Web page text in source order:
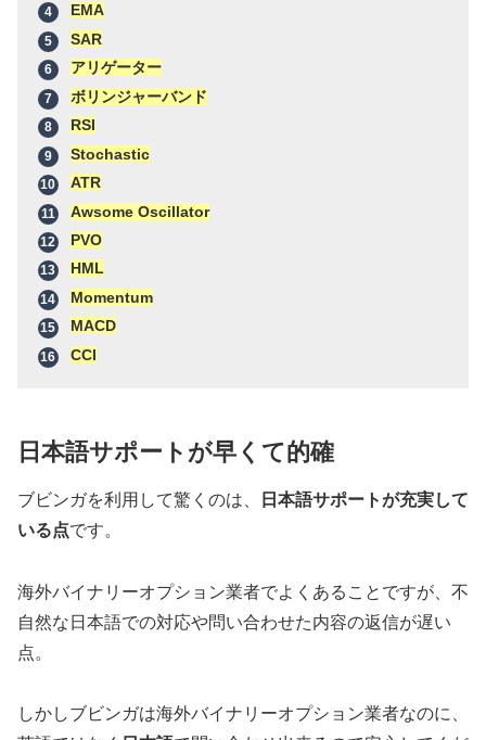
EMA
SAR
アリゲーター
ボリンジャーバンド
RSI
Stochastic
ATR
Awsome Oscillator
PVO
HML
Momentum
MACD
CCI
日本語サポートが早くて的確
ブビンガを利用して驚くのは、
日本語サポートが充実して
いる点です。
海外バイナリーオプション業者でよくあることですが、不
自然な日本語での対応や問い合わせた内容の返信が遅い
点。
しかしブビンガは海外バイナリーオプション業者なのに、